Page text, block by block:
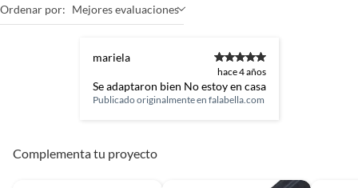
Ordenar por: Mejores evaluaciones
mariela
hace 4 años
Se adaptaron bien No estoy en casa
Publicado originalmente en falabella.com
Complementa tu proyecto